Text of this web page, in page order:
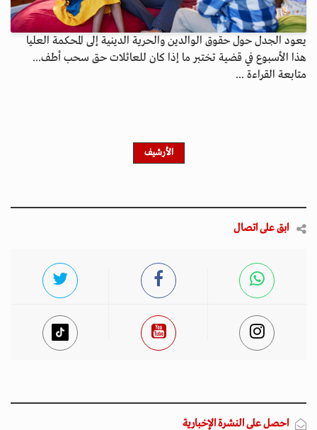
يعود الجدل حول حقوق الوالدين والحرية الدينية إلى المحكمة العليا
هذا الأسبوع في قضية تختبر ما إذا كان للعائلات حق سحب أطف...
متابعة القراءة ...
الأرشيف
ابق على اتصال
احصل على النشرة الإخبارية